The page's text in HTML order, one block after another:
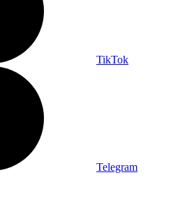
TikTok
Telegram